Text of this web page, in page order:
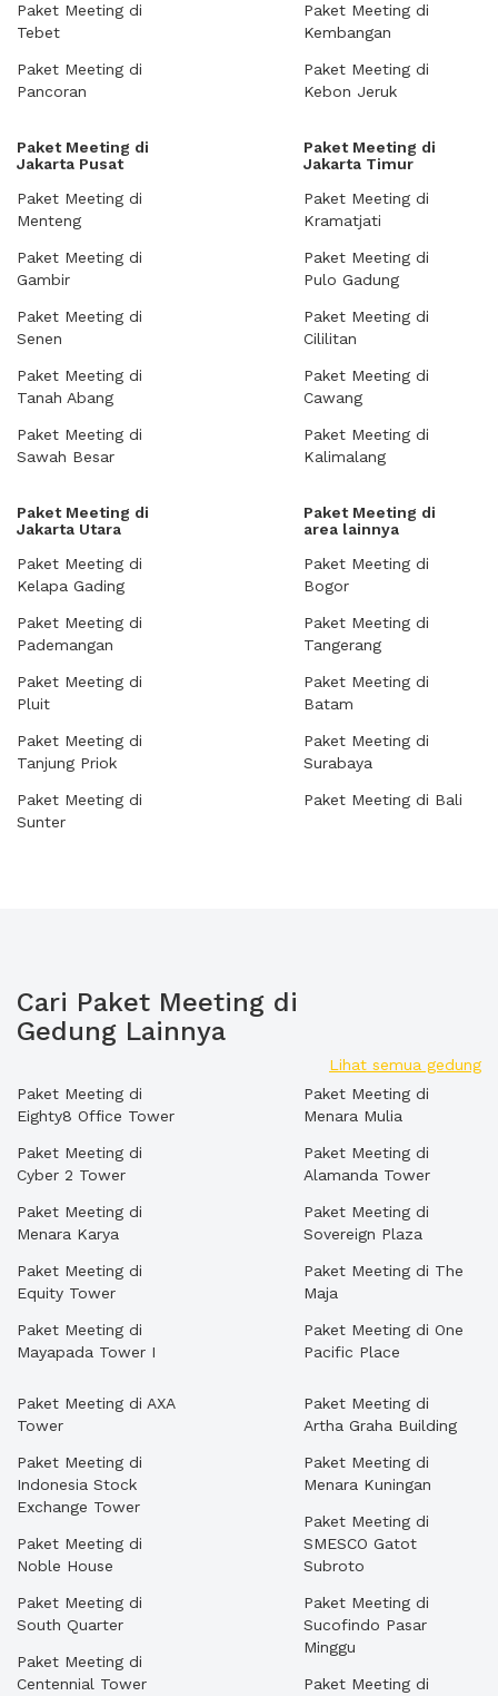
Paket Meeting di
Tebet
Paket Meeting di
Pancoran
Paket Meeting di
Kembangan
Paket Meeting di
Kebon Jeruk
Paket Meeting di
Jakarta Pusat
Paket Meeting di
Menteng
Paket Meeting di
Gambir
Paket Meeting di
Senen
Paket Meeting di
Tanah Abang
Paket Meeting di
Sawah Besar
Paket Meeting di
Jakarta Timur
Paket Meeting di
Kramatjati
Paket Meeting di
Pulo Gadung
Paket Meeting di
Cililitan
Paket Meeting di
Cawang
Paket Meeting di
Kalimalang
Paket Meeting di
Jakarta Utara
Paket Meeting di
Kelapa Gading
Paket Meeting di
Pademangan
Paket Meeting di
Pluit
Paket Meeting di
Tanjung Priok
Paket Meeting di
Sunter
Paket Meeting di
area lainnya
Paket Meeting di
Bogor
Paket Meeting di
Tangerang
Paket Meeting di
Batam
Paket Meeting di
Surabaya
Paket Meeting di Bali
Cari Paket Meeting di
Gedung Lainnya
Lihat semua gedung
Paket Meeting di
Eighty8 Office Tower
Paket Meeting di
Cyber 2 Tower
Paket Meeting di
Menara Karya
Paket Meeting di
Equity Tower
Paket Meeting di
Mayapada Tower I
Paket Meeting di
Menara Mulia
Paket Meeting di
Alamanda Tower
Paket Meeting di
Sovereign Plaza
Paket Meeting di The
Maja
Paket Meeting di One
Pacific Place
Paket Meeting di AXA
Tower
Paket Meeting di
Indonesia Stock
Exchange Tower
Paket Meeting di
Noble House
Paket Meeting di
South Quarter
Paket Meeting di
Centennial Tower
Paket Meeting di
Artha Graha Building
Paket Meeting di
Menara Kuningan
Paket Meeting di
SMESCO Gatot
Subroto
Paket Meeting di
Sucofindo Pasar
Minggu
Paket Meeting di